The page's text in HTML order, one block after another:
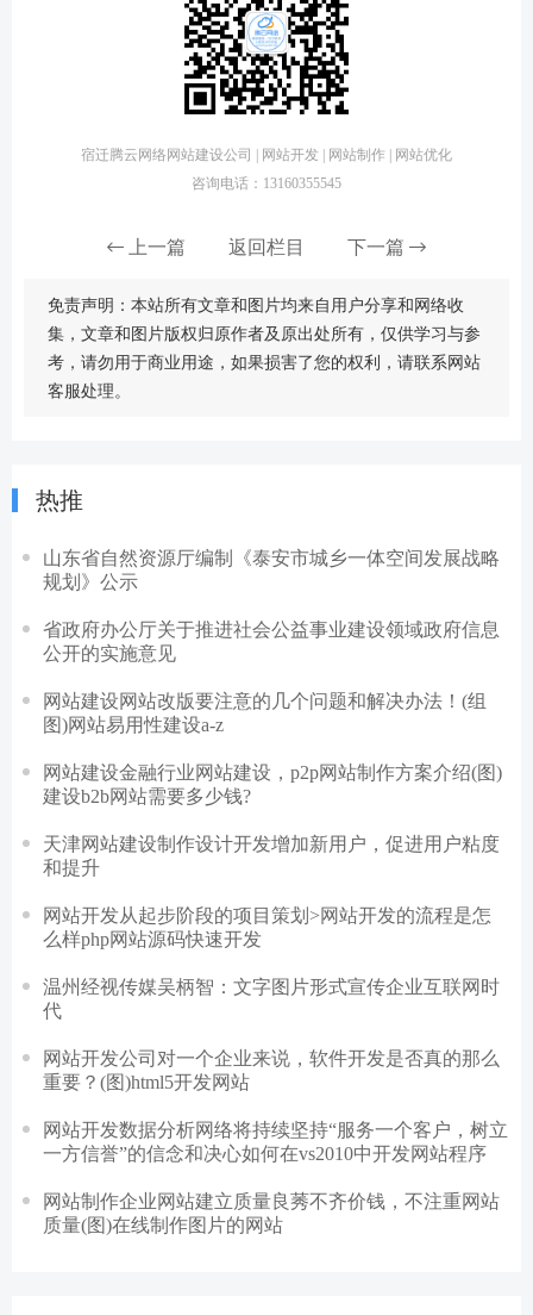
宿迁腾云网络网站建设公司 | 网站开发 | 网站制作 | 网站优化
咨询电话：13160355545
上一篇 返回栏目 下一篇
免责声明：本站所有文章和图片均来自用户分享和网络收
集，文章和图片版权归原作者及原出处所有，仅供学习与参
考，请勿用于商业用途，如果损害了您的权利，请联系网站
客服处理。
热推
山东省自然资源厅编制《泰安市城乡一体空间发展战略
规划》公示
省政府办公厅关于推进社会公益事业建设领域政府信息
公开的实施意见
网站建设网站改版要注意的几个问题和解决办法！(组
图)网站易用性建设a-z
网站建设金融行业网站建设，p2p网站制作方案介绍(图)
建设b2b网站需要多少钱?
天津网站建设制作设计开发增加新用户，促进用户粘度
和提升
网站开发从起步阶段的项目策划>网站开发的流程是怎
么样php网站源码快速开发
温州经视传媒吴柄智：文字图片形式宣传企业互联网时
代
网站开发公司对一个企业来说，软件开发是否真的那么
重要？(图)html5开发网站
网站开发数据分析网络将持续坚持“服务一个客户，树立
一方信誉”的信念和决心如何在vs2010中开发网站程序
网站制作企业网站建立质量良莠不齐价钱，不注重网站
质量(图)在线制作图片的网站